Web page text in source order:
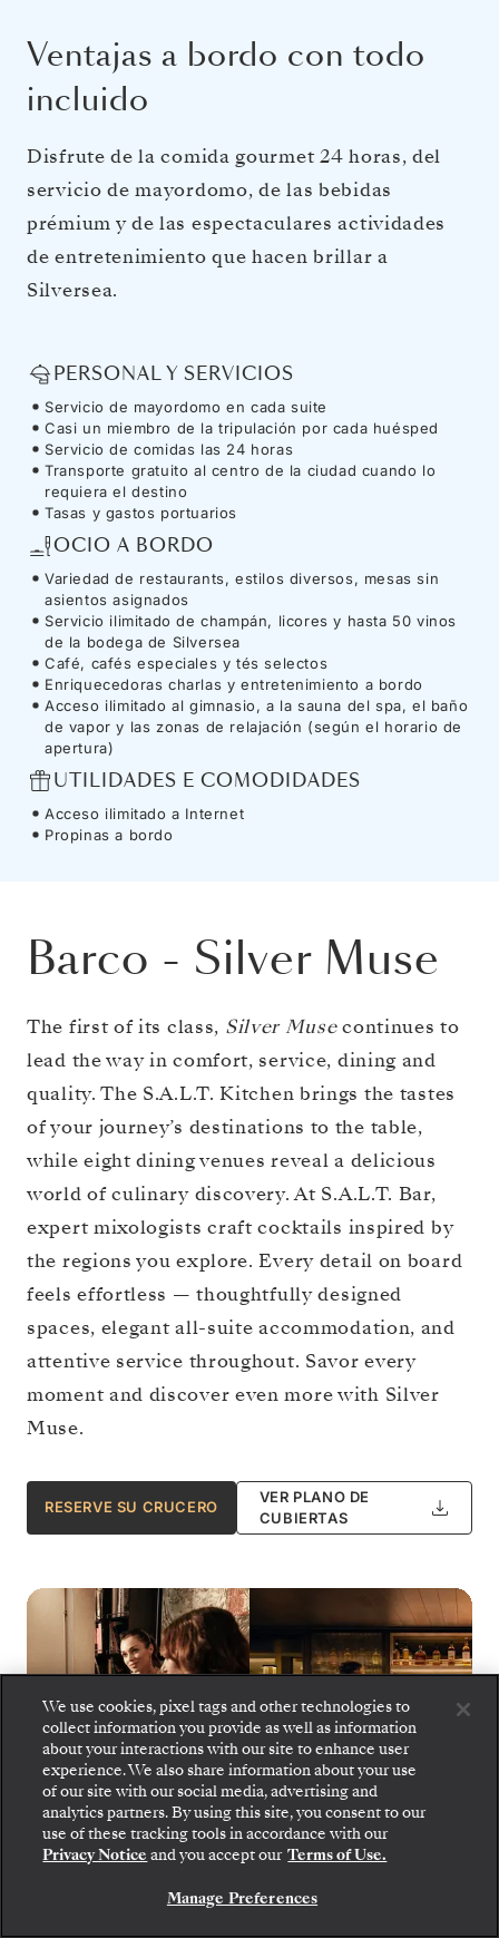
Ventajas a bordo con todo
incluido
Disfrute de la comida gourmet 24 horas, del
servicio de mayordomo, de las bebidas
prémium y de las espectaculares actividades
de entretenimiento que hacen brillar a
Silversea.
PERSONAL Y SERVICIOS
Servicio de mayordomo en cada suite
Casi un miembro de la tripulación por cada huésped
Servicio de comidas las 24 horas
Transporte gratuito al centro de la ciudad cuando lo
requiera el destino
Tasas y gastos portuarios
OCIO A BORDO
Variedad de restaurants, estilos diversos, mesas sin
asientos asignados
Servicio ilimitado de champán, licores y hasta 50 vinos
de la bodega de Silversea
Café, cafés especiales y tés selectos
Enriquecedoras charlas y entretenimiento a bordo
Acceso ilimitado al gimnasio, a la sauna del spa, el baño
de vapor y las zonas de relajación (según el horario de
apertura)
UTILIDADES E COMODIDADES
Acceso ilimitado a Internet
Propinas a bordo
Barco - Silver Muse
The first of its class, Silver Musecontinues to
lead the way in comfort, service, dining and
quality. The S.A.L.T. Kitchen brings the tastes
of your journey’s destinations to the table,
while eight dining venues reveal a delicious
world of culinary discovery. At S.A.L.T. Bar,
expert mixologists craft cocktails inspired by
the regions you explore. Every detail on board
feels effortless — thoughtfully designed
spaces, elegant all-suite accommodation, and
attentive service throughout. Savor every
moment and discover even more with Silver
Muse.
RESERVE SU CRUCERO
VER PLANO DE
CUBIERTAS
Silver Muse - S.A.L.T. Bar
We use cookies, pixel tags and other technologies to
collect information you provide as well as information
about your interactions with our site to enhance user
experience. We also share information about your use
of our site with our social media, advertising and
analytics partners. By using this site, you consent to our
use of these tracking tools in accordance with our
Privacy Notice and you accept our Terms of Use.
Manage Preferences